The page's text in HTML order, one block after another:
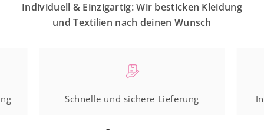
Individuell & Einzigartig: Wir besticken Kleidung
und Textilien nach deinen Wunsch
Schnelle und sichere Lieferung